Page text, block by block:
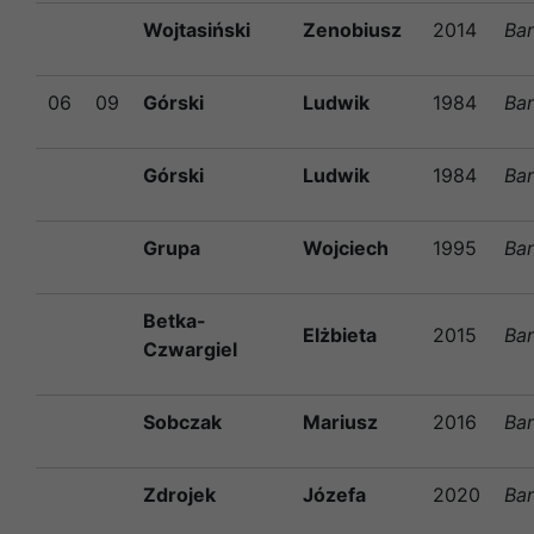
Wojtasiński Zenobiusz 2014
06 09 Górski Ludwik 1984
Górski Ludwik 1984
Grupa Wojciech 1995
Betka-
Czwargiel
Elżbieta 2015
Sobczak Mariusz 2016
Zdrojek Józefa 2020